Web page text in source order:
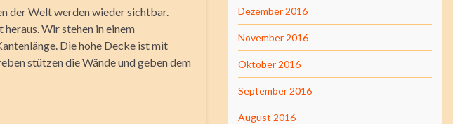
der Welt werden wieder sichtbar.
Wir stehen in einem
Die hohe Decke ist mit
stützen die Wände und geben dem
Dezember 2016
November 2016
Oktober 2016
September 2016
August 2016